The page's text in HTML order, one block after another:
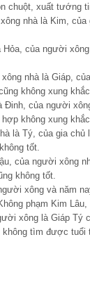
chuột, xuất tướng
nhà là Kim,
Hỏa, của người
nhà là Giáp,
không xung khắc.
Đinh, của người
không xung khắc.
là Tý, của gia chủ
tốt.
của người xông
không tốt.
xông và năm
phạm Kim
xông là Giáp Tý
tìm được tuổi